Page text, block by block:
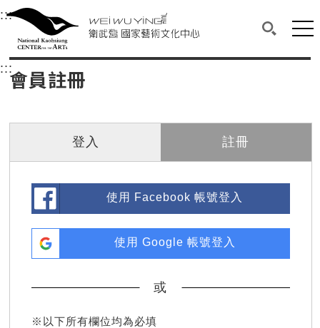
衛武營國家藝術文化中心
中央內容區塊，為本頁主要內容區。
:::選單連結區塊，此區塊列有本網站主要連結。
衛武營國家藝術文化中心
搜尋(開
網
::: 中央內容區塊，為本頁主要內容區。
會員註冊
登入 註冊
使用 Facebook 帳號登入
使用 Google 帳號登入
或
※以下所有欄位均為必填